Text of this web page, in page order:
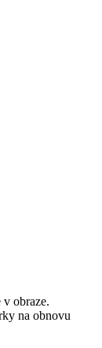
v obraze.
na obnovu